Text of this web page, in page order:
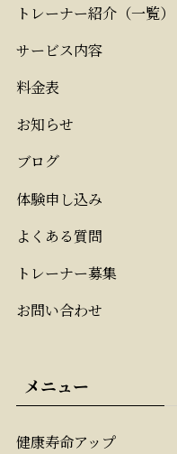
トレーナー紹介（一覧）
サービス内容
料金表
お知らせ
ブログ
体験申し込み
よくある質問
トレーナー募集
お問い合わせ
メニュー
健康寿命アップ